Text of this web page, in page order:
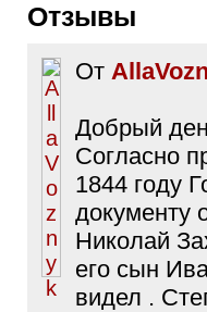
Отзывы
От
Добрый
Согласно
1844 году
документу
Николай
его сын
видел .